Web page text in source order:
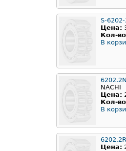
S-6202-
Цена:
Кол-
В
NACHI
Цена:
Кол-
В
Цена: